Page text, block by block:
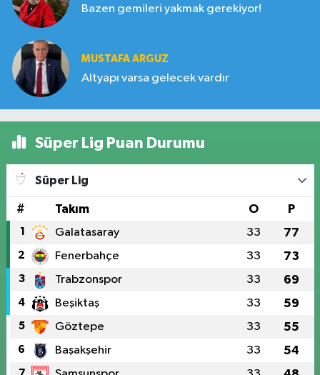
Bazen gemileri yakmak gerekiyor!
MUSTAFA ARGUZ
Altyapı varsa gelecek vardır
Süper Lig Puan Durumu
Süper Lig
# Takım O P
1 Galatasaray 33 77
2 Fenerbahçe 33 73
3 Trabzonspor 33 69
4 Beşiktaş 33 59
5 Göztepe 33 55
6 Başakşehir 33 54